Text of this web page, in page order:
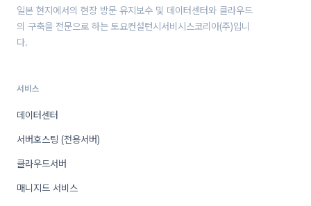
일본 현지에서의 현장 방문 유지보수 및 데이터센터와 클라우드
의 구축을 전문으로 하는 토요컨설턴시서비시스코리아(주)입니
다.
서비스
데이터센터
서버호스팅 (전용서버)
클라우드서버
매니지드 서비스